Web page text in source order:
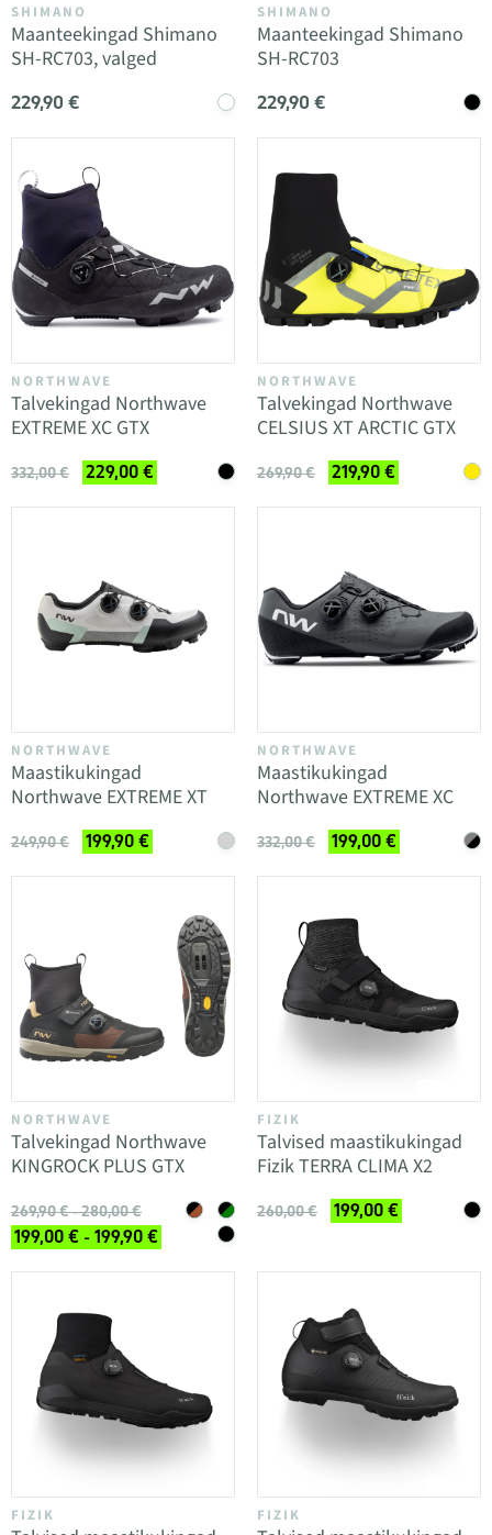
SHIMANO
Maanteekingad Shimano
SH-RC703, valged
229,90 €
SHIMANO
Maanteekingad Shimano
SH-RC703
229,90 €
NORTHWAVE
Talvekingad Northwave
EXTREME XC GTX
332,00 € 229,00 €
NORTHWAVE
Talvekingad Northwave
CELSIUS XT ARCTIC GTX
269,90 € 219,90 €
NORTHWAVE
Maastikukingad
Northwave EXTREME XT
249,90 € 199,90 €
NORTHWAVE
Maastikukingad
Northwave EXTREME XC
332,00 € 199,00 €
NORTHWAVE
Talvekingad Northwave
KINGROCK PLUS GTX
269,90 € - 280,00 €
199,00 € - 199,90 €
FIZIK
Talvised maastikukingad
Fizik TERRA CLIMA X2
260,00 € 199,00 €
FIZIK FIZIK